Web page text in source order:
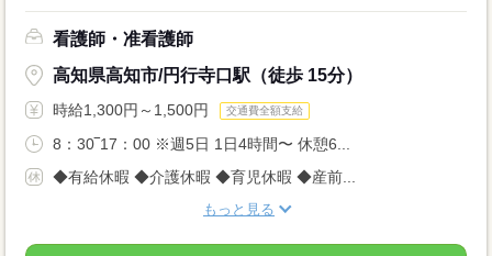
看護師・准看護師
高知県高知市/円行寺口駅（徒歩 15分）
時給1,300円～1,500円 交通費全額支給
8：30‾17：00 ※週5日 1日4時間〜 休憩6...
◆有給休暇 ◆介護休暇 ◆育児休暇 ◆産前...
もっと見る